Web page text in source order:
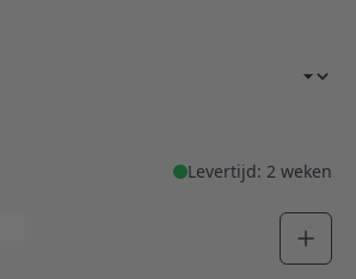
Levertijd: 2 weken